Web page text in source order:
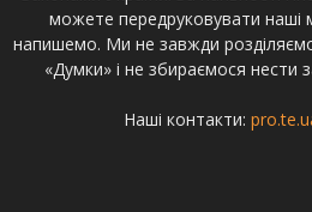
можете передруковувати наші
напишемо. Ми не завжди
«Думки» і не збираємося нести
Наші контакти: